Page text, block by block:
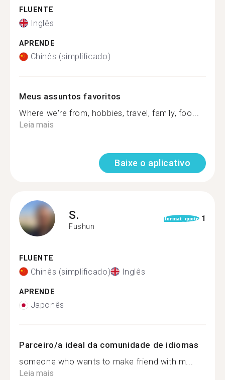
FLUENTE
Inglês
APRENDE
Chinês (simplificado)
Meus assuntos favoritos
Where we're from, hobbies, travel, family, foo...
Leia mais
Baixe o aplicativo
S.
Fushun
format_quote 1
FLUENTE
Chinês (simplificado) Inglês
APRENDE
Japonês
Parceiro/a ideal da comunidade de idiomas
someone who wants to make friend with m...
Leia mais